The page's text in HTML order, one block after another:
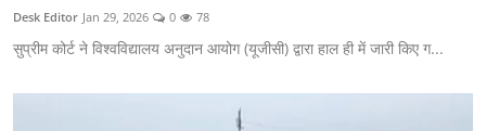
Desk Editor Jan 29, 2026 0 78
सुप्रीम कोर्ट ने विश्वविद्यालय अनुदान आयोग (यूजीसी) द्वारा हाल ही में जारी किए ग...